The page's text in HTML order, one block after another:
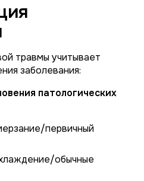
травмы учитывает
заболевания:
патологических
первичный
обычные